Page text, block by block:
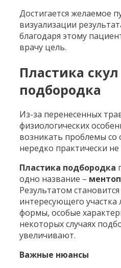
Достигается желаемое
визуализации
благодаря этому
врачу цель.
Пластика
подбородка
Из-за перенесенных
физиологических
возникать проблемы со
нередко практически
Пластика подбородка
одно название –
Результатом
интересующего участка
формы, особые
некоторых случаях
увеличивают.
Важные нюансы